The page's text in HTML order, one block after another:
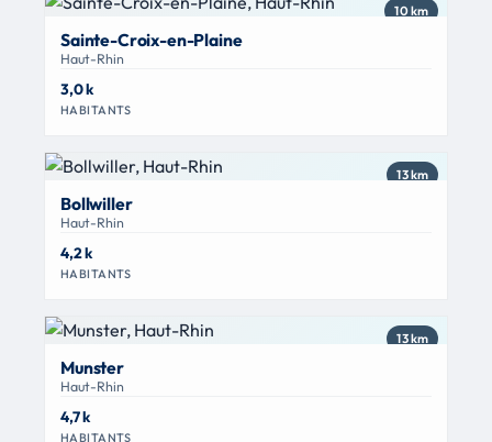
10 km
Sainte-Croix-en-Plaine
Haut-Rhin
3,0 k
HABITANTS
13 km
Bollwiller
Haut-Rhin
4,2 k
HABITANTS
13 km
Munster
Haut-Rhin
4,7 k
HABITANTS